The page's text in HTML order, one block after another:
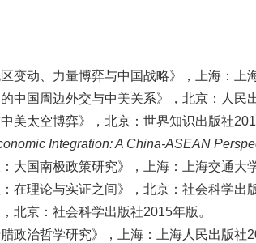
变动、力量博弈与中国战略》，上海：上
中国周边外交与中美关系》，北京：人民
美太空博弈》，北京：世界知识出版社
Integration: A China-ASEAN
大国南极政策研究》，上海：上海交通大
在理论与实证之间》，北京：社会科学出
北京：社会科学出版社2015年版。
政治哲学研究》，上海：上海人民出版社